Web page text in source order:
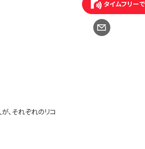
、それぞれのリコ
等、幅広い世代